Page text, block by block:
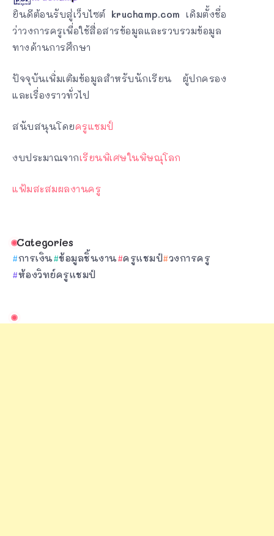
ยินดีต้อนรับสู่เว็บไซต์ kruchamp.com เดิมตั้งชื่อ
ว่าวงการครูเพื่อใช้สื่อสารข้อมูลและรวบรวมข้อมูล
ทางด้านการศึกษา
ปัจจุบันเพิ่มเติมข้อมูลสำหรับนักเรียน ผู้ปกครอง
และเรื่องราวทั่วไป
สนับสนุนโดยครูแชมป์
งบประมาณจากเรียนพิเศษในพิษณุโลก
แฟ้มสะสมผลงานครู
Categories
การเงิน ข้อมูลชิ้นงาน ครูแชมป์ วงการครู
ห้องวิทย์ครูแชมป์